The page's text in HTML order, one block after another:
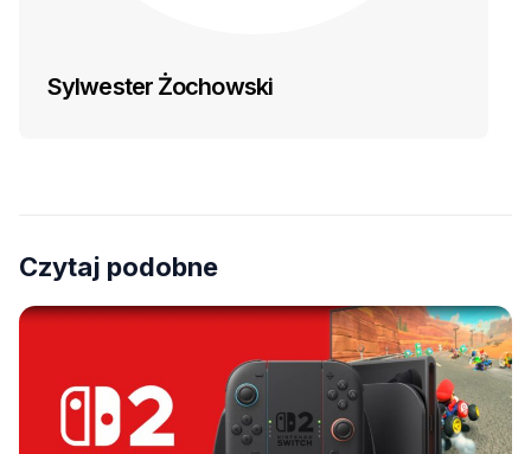
Sylwester Żochowski
Czytaj podobne